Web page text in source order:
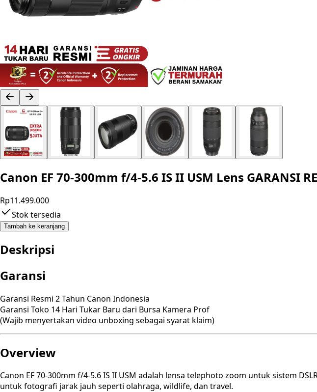
Canon EF 70-300mm f/4-5.6 IS II USM Lens GARANSI
Rp11.499.000
Stok tersedia
Tambah ke keranjang
Deskripsi
Garansi
Garansi Resmi 2 Tahun Canon Indonesia
Garansi Toko 14 Hari Tukar Baru dari Bursa Kamera Prof
(Wajib menyertakan video unboxing sebagai syarat klaim)
Overview
Canon EF 70-300mm f/4-5.6 IS II USM adalah lensa telephoto zoom untuk sistem
untuk fotografi jarak jauh seperti olahraga, wildlife, dan travel.